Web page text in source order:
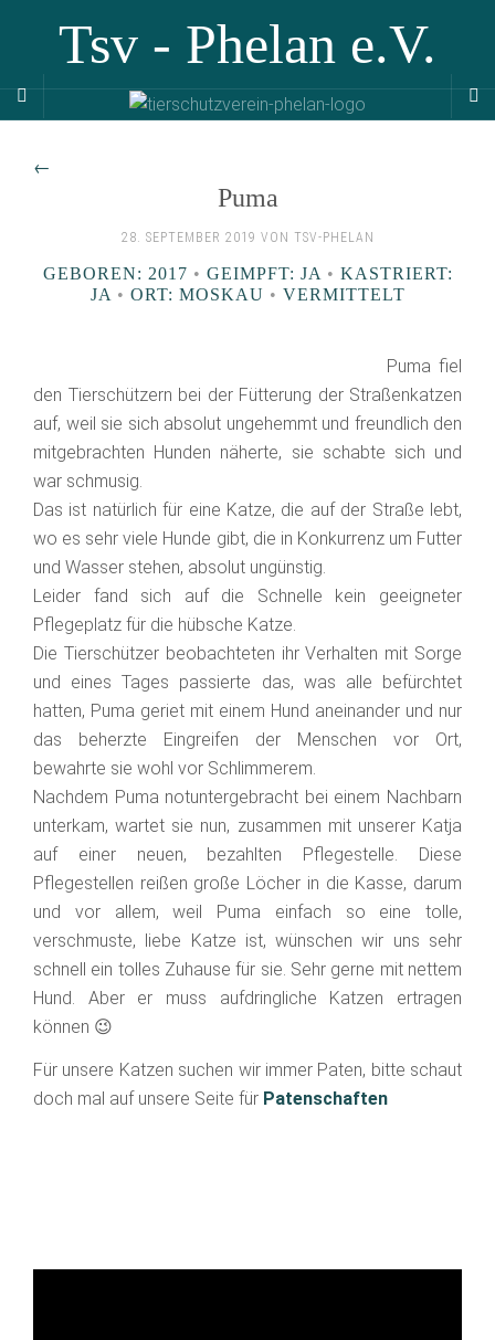
Tsv - Phelan e.V.
←
Puma
28. SEPTEMBER 2019 VON TSV-PHELAN
GEBOREN: 2017 • GEIMPFT: JA • KASTRIERT:
JA • ORT: MOSKAU • VERMITTELT
Puma fiel
den Tierschützern bei der Fütterung der Straßenkatzen
auf, weil sie sich absolut ungehemmt und freundlich den
mitgebrachten Hunden näherte, sie schabte sich und
war schmusig.
Das ist natürlich für eine Katze, die auf der Straße lebt,
wo es sehr viele Hunde gibt, die in Konkurrenz um Futter
und Wasser stehen, absolut ungünstig.
Leider fand sich auf die Schnelle kein geeigneter
Pflegeplatz für die hübsche Katze.
Die Tierschützer beobachteten ihr Verhalten mit Sorge
und eines Tages passierte das, was alle befürchtet
hatten, Puma geriet mit einem Hund aneinander und nur
das beherzte Eingreifen der Menschen vor Ort,
bewahrte sie wohl vor Schlimmerem.
Nachdem Puma notuntergebracht bei einem Nachbarn
unterkam, wartet sie nun, zusammen mit unserer Katja
auf einer neuen, bezahlten Pflegestelle. Diese
Pflegestellen reißen große Löcher in die Kasse, darum
und vor allem, weil Puma einfach so eine tolle,
verschmuste, liebe Katze ist, wünschen wir uns sehr
schnell ein tolles Zuhause für sie. Sehr gerne mit nettem
Hund. Aber er muss aufdringliche Katzen ertragen
können 😉
Für unsere Katzen suchen wir immer Paten, bitte schaut
doch mal auf unsere Seite für Patenschaften